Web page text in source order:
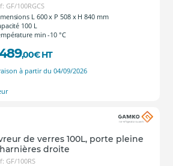
GF/100RGCS
L 600 x P 508 x H 840 mm
100 L
min -10 °C
,00€ HT
à partir du 04/09/2026
de verres 100L, porte pleine
droite
GF/100RS